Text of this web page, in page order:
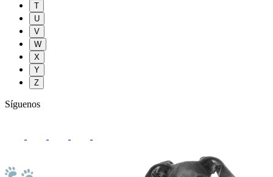
T
U
V
W
X
Y
Z
Síguenos